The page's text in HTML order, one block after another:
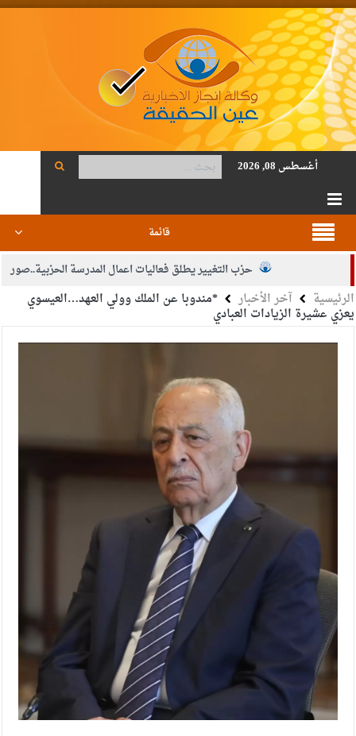
أغسطس 08, 2026
قائمة
حزب التغيير يطلق فعاليات اعمال المدرسة الحزبية..صور
الجيش يفتح باب التجنيد لحملة البكالوريوس في الحقوق والقانون
بيان اجتماع عمّان:دعم الوصاية الهاشمية التاريخية على المقدسات
الأمن يتلف 16 مليون حبة كبتاجون و1480 كغم مواد مخدرة
النواب يقر مشروع تعديل قانون الملكية العقارية
القاضي يلتقي رؤساء تحرير الصحف اليومية ويؤكد حرص مجلس
النواب على شراكة فاعلة مع الإعلام
دعوة المكلفين بخدمة العلم (الدفعة الثالثة) إلى مراجعة منصة خدمة
العلم
الملك يلتقي مجموعة من رفاق السلاح
الملك يتلقى اتصالا هاتفيا من العاهل البحريني
القاضي محمود أحمد فريحات.. مبارك ومزيدا من التوفيق
الرئيسية آخر الأخبار *مندوبا عن الملك وولي العهد…العيسوي
يعزي عشيرة الزيادات العبادي